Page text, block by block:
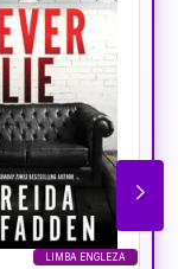
LIMBA ENGLEZA